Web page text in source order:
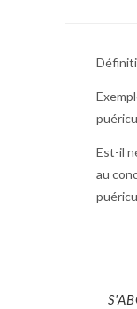
Est-il
au